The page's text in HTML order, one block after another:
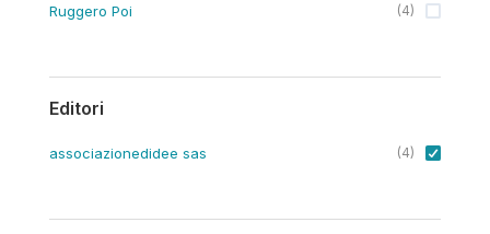
Ruggero Poi (4)
Editori
associazionedidee sas (4)